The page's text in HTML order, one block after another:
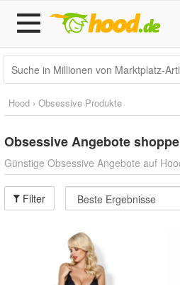
Hood › Obsessive Produkte
ObsessiveAngebote
Günstige Obsessive Angebote auf
Filter